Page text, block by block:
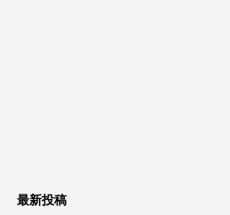
最新投稿